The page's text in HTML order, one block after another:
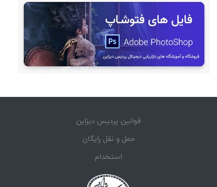
قوانین پردیس دیزاین
حمل و نقل رایگان
استخدام